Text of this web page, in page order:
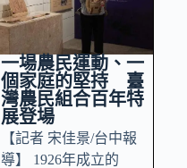
一場農民運動、一
個家庭的堅持 臺
灣農民組合百年特
展登場
【記者 宋佳景/台中報
導】 1926年成立的